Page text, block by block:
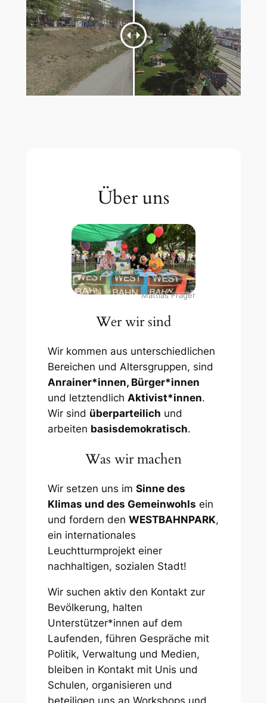
Über uns
Mattias Frager
Wer wir sind
Wir kommen aus unterschiedlichen
Bereichen und Altersgruppen, sind
Anrainer*innen, Bürger*innen
und letztendlich Aktivist*innen.
Wir sind überparteilich und
arbeiten basisdemokratisch.
Was wir machen
Wir setzen uns im Sinne des
Klimas und des Gemeinwohls ein
und fordern den WESTBAHNPARK,
ein internationales
Leuchtturmprojekt einer
nachhaltigen, sozialen Stadt!
Wir suchen aktiv den Kontakt zur
Bevölkerung, halten
Unterstützer*innen auf dem
Laufenden, führen Gespräche mit
Politik, Verwaltung und Medien,
bleiben in Kontakt mit Unis und
Schulen, organisieren und
beteiligen uns an Workshops und